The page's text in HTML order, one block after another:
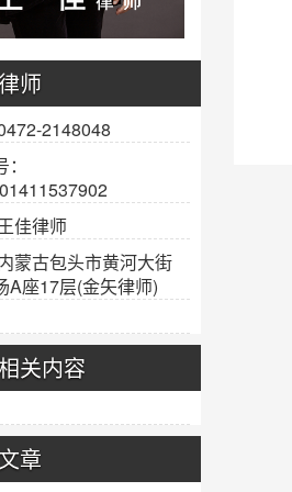
师
2148048
佳律师
蒙古包头市黄河大街
A座17层(金矢律师)
关内容
章